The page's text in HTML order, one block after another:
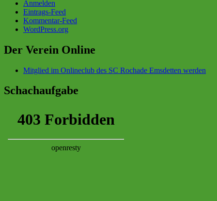
Anmelden
Eintrags-Feed
Kommentar-Feed
WordPress.org
Der Verein Online
Mitglied im Onlineclub des SC Rochade Emsdetten werden
Schachaufgabe